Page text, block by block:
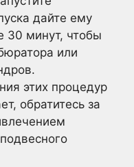
дайте ему
30 минут, чтобы
или
этих процедур
обратитесь за